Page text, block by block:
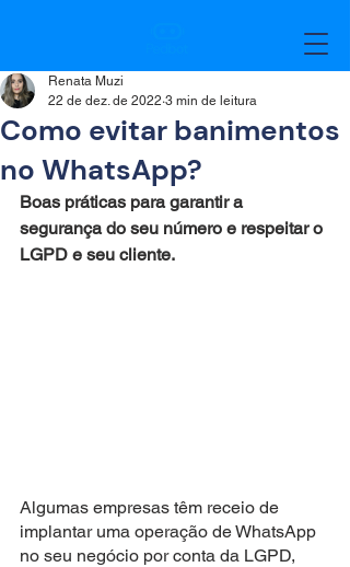
Como evitar banimentos
no WhatsApp?
Renata Muzi
22 de dez. de 2022 3 min de leitura
Boas práticas para garantir a
segurança do seu número e respeitar o
LGPD e seu cliente.
Algumas empresas têm receio de
implantar uma operação de WhatsApp
no seu negócio por conta da LGPD,